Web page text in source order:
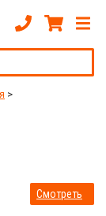
>
Смотреть
стоимость